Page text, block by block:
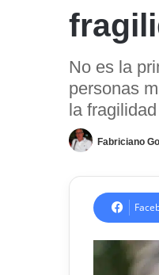
No es la
personas
la
Fabriciano